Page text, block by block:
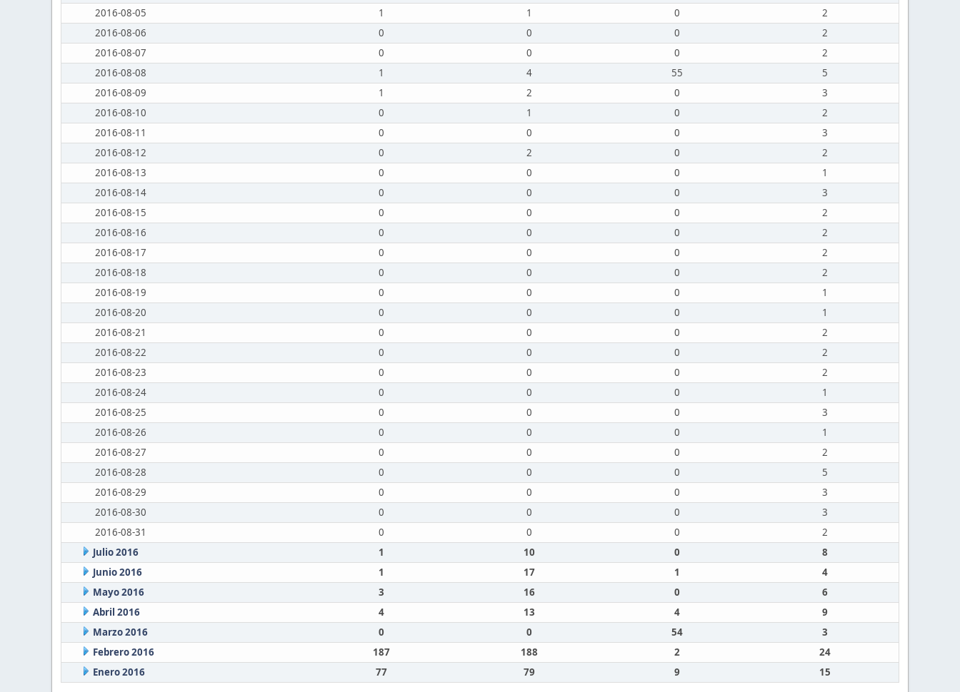
2016-08-05
1 1 0
2
2016-08-06
0 0 0
2
2016-08-07
0 0 0
2
2016-08-08
1 4 55
5
2016-08-09
1 2 0
3
2016-08-10
0 1 0
2
2016-08-11
0 0 0
3
2016-08-12
0 2 0
2
2016-08-13
0 0 0
1
2016-08-14
0 0 0
3
2016-08-15
0 0 0
2
2016-08-16
0 0 0
2
2016-08-17
0 0 0
2
2016-08-18
0 0 0
2
2016-08-19
0 0 0
1
2016-08-20
0 0 0
1
2016-08-21
0 0 0
2
2016-08-22
0 0 0
2
2016-08-23
0 0 0
2
2016-08-24
0 0 0
1
2016-08-25
0 0 0
3
2016-08-26
0 0 0
1
2016-08-27
0 0 0
2
2016-08-28
0 0 0
5
2016-08-29
0 0 0
3
2016-08-30
0 0 0
3
2016-08-31
0 0 0
2
Julio 2016
1 10 0
8
Junio 2016
1 17 1
4
Mayo 2016
3 16 0
6
Abril 2016
4 13 4
9
Marzo 2016
0 0 54
3
Febrero 2016
187 188 2
24
Enero 2016
77 79 9 15